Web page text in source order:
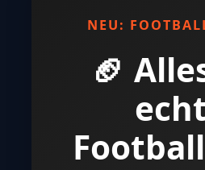
NEU:
🏈